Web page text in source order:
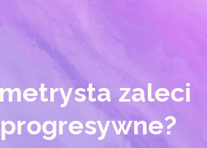
zaleci